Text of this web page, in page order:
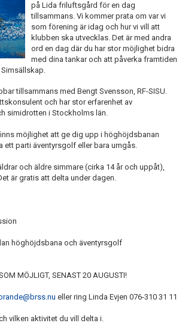
på Lida friluftsgård för en dag
tillsammans. Vi kommer prata om var vi
som förening är idag och hur vi vill att
klubben ska utvecklas. Det är med andra
ord en dag där du har stor möjlighet bidra
med dina tankar och att påverka framtiden
tillsammans med Bengt Svensson, RF-SISU.
och har stor erfarenhet av
simidrotten i Stockholms län.
möjlighet att ge dig upp i höghöjdsbanan
ett parti äventyrsgolf eller bara umgås.
och äldre simmare (cirka 14 år och uppåt),
är gratis att delta under dagen.
höghöjdsbana och äventyrsgolf
MÖJLIGT, SENAST 20 AUGUSTI!
eller ring Linda Evjen 076-310 31 11
vilken aktivitet du vill delta i.